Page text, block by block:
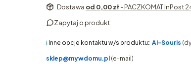
Dostawa od 0,00 zł- PACZKOMAT InPost
Zapytaj o produkt
ℹ️ Inne opcje kontaktu w/s produktu: AI-Souris
sklep@mywdomu.pl (e-mail)